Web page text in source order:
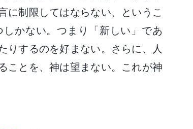
に制限してはならない、というこ
かない。つまり「新しい」であ
りするのを好まない。さらに、人
ことを、神は望まない。これが神